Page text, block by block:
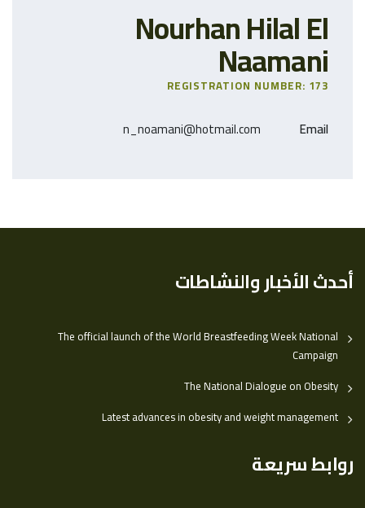
Nourhan Hilal El
Naamani
REGISTRATION NUMBER: 173
Email
n_noamani@hotmail.com
أحدث الأخبار والنشاطات
The official launch of the World Breastfeeding Week National
Campaign
The National Dialogue on Obesity
Latest advances in obesity and weight management
روابط سريعة